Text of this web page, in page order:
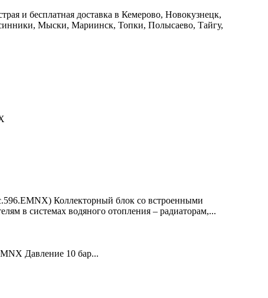
и бесплатная доставка в Кемерово, Новокузнецк,
Мыски, Мариинск, Топки, Полысаево, Тайгу,
Коллекторный блок со встроенными
в системах водяного отопления – радиаторам,...
Давление 10 бар...